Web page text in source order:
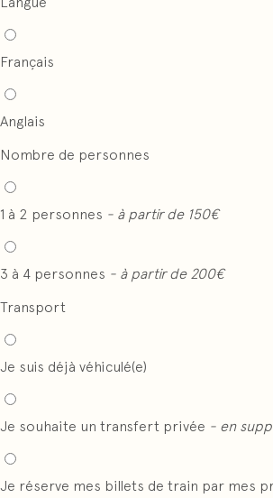
Français
Anglais
Nombre de personnes
1 à 2 personnes - à partir de 150€
3 à 4 personnes - à partir de 200€
Transport
Je suis déjà véhiculé(e)
Je souhaite un transfert privée - en
Je réserve mes billets de train par mes